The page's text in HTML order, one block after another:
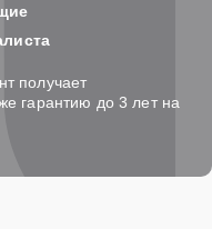
получает
гарантию до 3 лет на